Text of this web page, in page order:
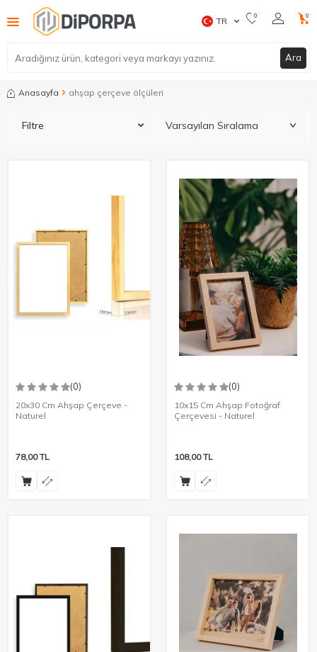
Ara
TR 0 0
Anasayfa ahşap çerçeve ölçüleri​
Filtre
(0)
20x30 Cm Ahşap Çerçeve -
Naturel
78,00TL
(0)
10x15 Cm Ahşap Fotoğraf
Çerçevesi - Naturel
108,00TL